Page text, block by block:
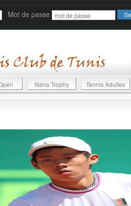
Mot de passe
Nana Trophy Tennis Adultes